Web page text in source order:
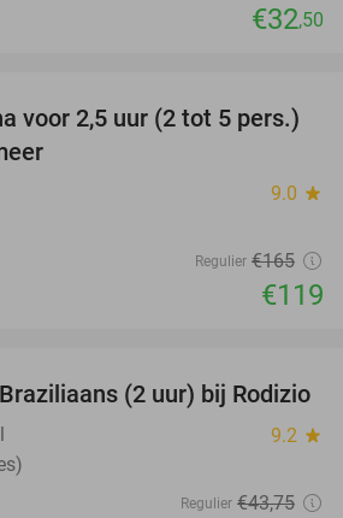
€32,50
28%
voor 2,5 uur (2 tot 5 pers.)
9.0 star
Regulier €165
€119
23%
(2 uur) bij Rodizio
9.2 star
Regulier €43,75